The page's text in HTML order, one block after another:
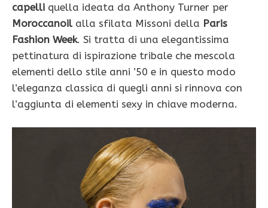
capelli quella ideata da Anthony Turner per
Moroccanoil alla sfilata Missoni della Paris
Fashion Week. Si tratta di una elegantissima
pettinatura di ispirazione tribale che mescola
elementi dello stile anni ’50 e in questo modo
l’eleganza classica di quegli anni si rinnova con
l’aggiunta di elementi sexy in chiave moderna.